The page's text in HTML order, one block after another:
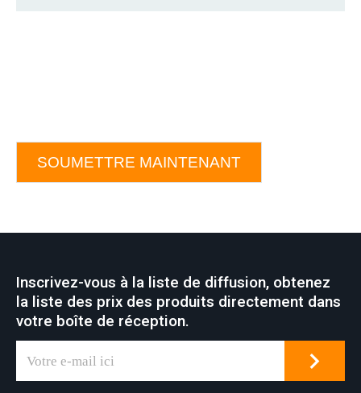
SOUMETTRE MAINTENANT
Inscrivez-vous à la liste de diffusion, obtenez
la liste des prix des produits directement dans
votre boîte de réception.